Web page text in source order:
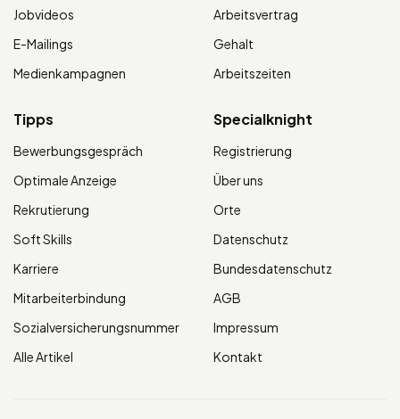
Jobvideos
E-Mailings
Medienkampagnen
Arbeitsvertrag
Gehalt
Arbeitszeiten
Tipps
Bewerbungsgespräch
Optimale Anzeige
Rekrutierung
Soft Skills
Karriere
Mitarbeiterbindung
Sozialversicherungsnummer
Alle Artikel
Specialknight
Registrierung
Über uns
Orte
Datenschutz
Bundesdatenschutz
AGB
Impressum
Kontakt